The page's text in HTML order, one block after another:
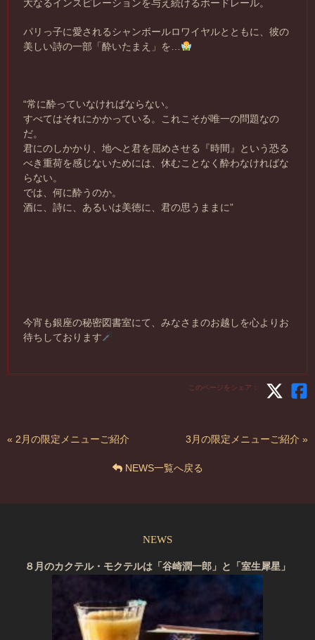
大なるインスピレーションを与え続けるボードレール。
パリっ子に愛されるシャンボールロワイヤルとともに、彼の
美しい詩の一部「酔いたまえ」を…
“常に酔っていなければならない。
すべてはそれにかかっている。これこそが唯一の問題なの
だ。
君にのしかかり、地へと君を屈めさせる『時間』という恐る
べき重荷を感じないためには、休むことなく酔わなければな
らない。
では、何に酔うのか。
酒に、詩に、あるいは美徳に、君の思うままに”
今宵も銀座の秘密図書室にて、みなさまのお越しを心よりお
待ちしております
このページをシェア：
« 2月の限定メニューご紹介 3月の限定メニューご紹介 »
NEWS一覧へ戻る
NEWS
８月のカクテル・モクテルは「谷崎潤一郎」と「室生犀星」